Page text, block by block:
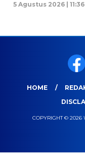
5 Agustus 2026 |
HOME
COPYRIGHT © 2026